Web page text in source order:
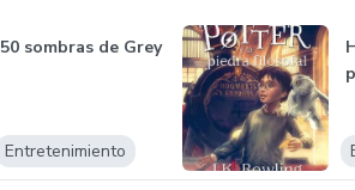
50 sombras de Grey
Entretenimiento